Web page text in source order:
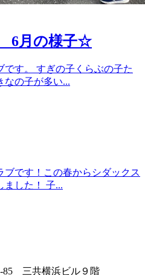
6月の様子☆
です。 すぎの子くらぶの子た
なの子が多い...
です！この春からシダックス
ました！ 子...
85 三共横浜ビル９階